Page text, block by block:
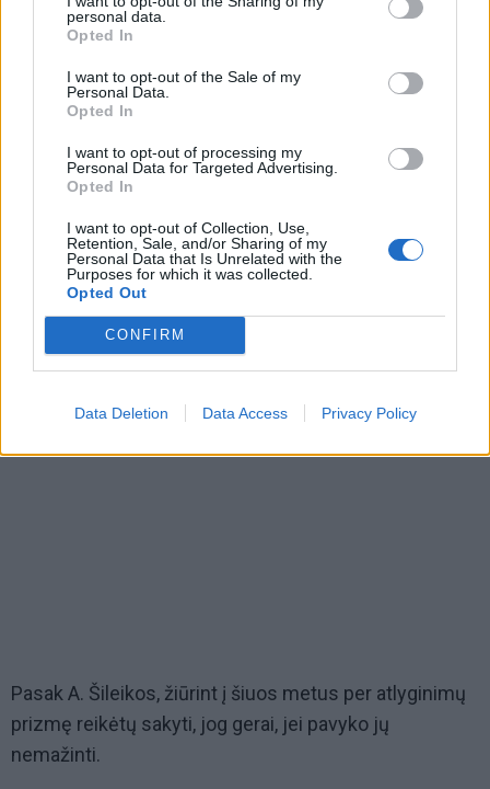
personal data.
Opted In
I want to opt-out of the Sale of my
Personal Data.
Opted In
I want to opt-out of processing my
Personal Data for Targeted Advertising.
Opted In
I want to opt-out of Collection, Use,
Retention, Sale, and/or Sharing of my
Personal Data that Is Unrelated with the
Purposes for which it was collected.
Opted Out
CONFIRM
Data Deletion Data Access Privacy Policy
įmonėje nėra nutikę jokių skaudžių nelaimių ir ji yra
labai svarbus konkuruojant dėl užsakymų. Tačiau
baudų, kaip ir atlyginimų sistema, yra nuolat
peržiūrima, tobulinama. Be to, buvusiems "Baltijos"
laivų statyklos darbuotojams bus taikomas
galiojančia tvarka, niekas neskubės jų bausti", - tikino
A. Šileika.
Ateities perspektyvos
Pasak A. Šileikos, žiūrint į šiuos metus per atlyginimų
prizmę reikėtų sakyti, jog gerai, jei pavyko jų
nemažinti.